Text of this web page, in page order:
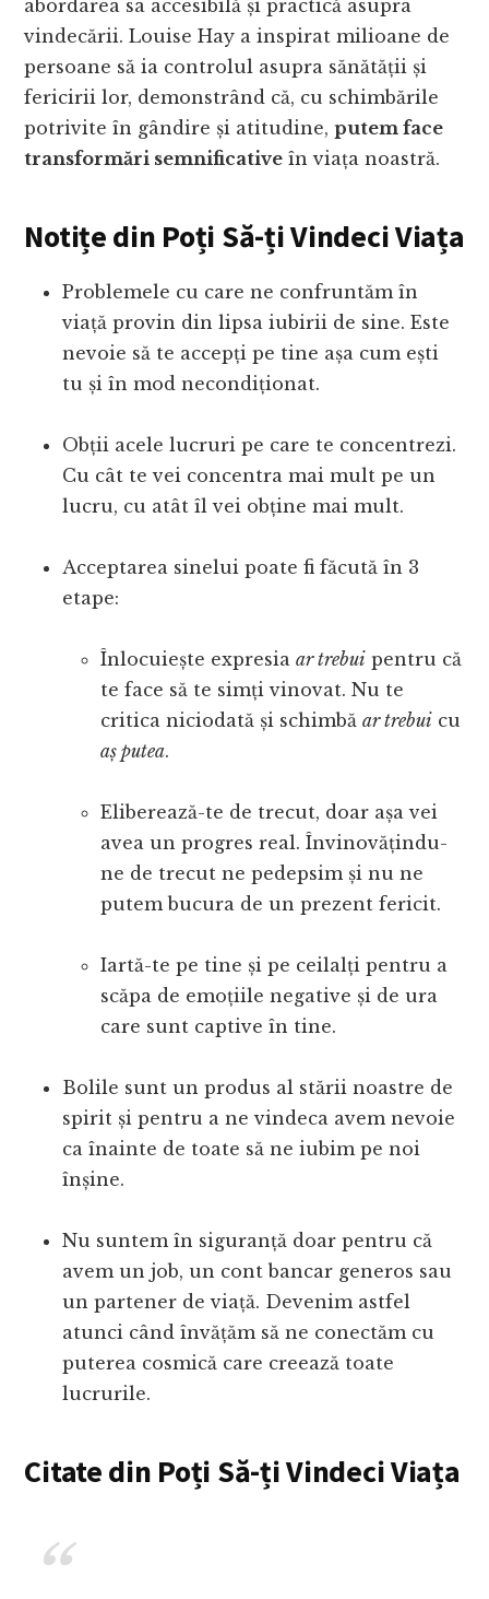
abordarea sa accesibilă și practică asupra
vindecării. Louise Hay a inspirat milioane de
persoane să ia controlul asupra sănătății și
fericirii lor, demonstrând că, cu schimbările
potrivite în gândire și atitudine,putem face
transformări semnificative în viața noastră.
Notițe din Poți Să-ți Vindeci Viața
Problemele cu care ne confruntăm în
viață provin din lipsa iubirii de sine. Este
nevoie să te accepți pe tine așa cum ești
tu și în mod necondiționat.
Obții acele lucruri pe care te concentrezi.
Cu cât te vei concentra mai mult pe un
lucru, cu atât îl vei obține mai mult.
Acceptarea sinelui poate fi făcută în 3
etape:
Înlocuiește expresiaar trebui pentru că
te face să te simți vinovat. Nu te
critica niciodată și schimbăar trebui cu
aș putea.
Eliberează-te de trecut, doar așa vei
avea un progres real. Învinovățindu-
ne de trecut ne pedepsim și nu ne
putem bucura de un prezent fericit.
Iartă-te pe tine și pe ceilalți pentru a
scăpa de emoțiile negative și de ura
care sunt captive în tine.
Bolile sunt un produs al stării noastre de
spirit și pentru a ne vindeca avem nevoie
ca înainte de toate să ne iubim pe noi
înșine.
Nu suntem în siguranță doar pentru că
avem un job, un cont bancar generos sau
un partener de viață. Devenim astfel
atunci când învățăm să ne conectăm cu
puterea cosmică care creează toate
lucrurile.
Citate din Poți Să-ți Vindeci Viața